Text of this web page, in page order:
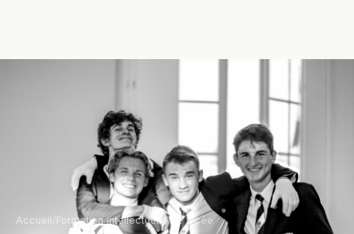
Accueil/ Formation intellectuelle/ Le lycée